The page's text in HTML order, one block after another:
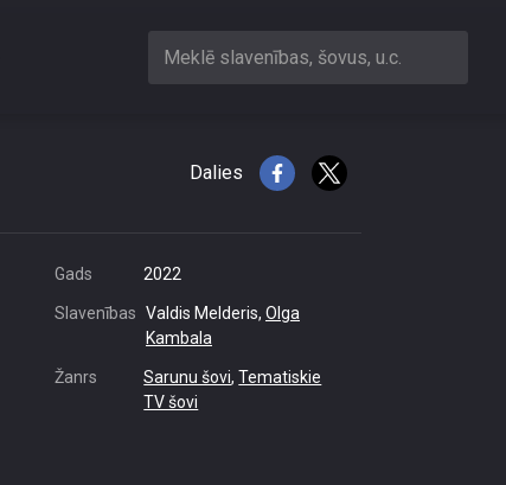
Meklē slavenības, šovus, u.c.
Dalies
Gads 2022
Slavenības Valdis Melderis, Olga
Kambala
Žanrs Sarunu šovi,Tematiskie
TV šovi